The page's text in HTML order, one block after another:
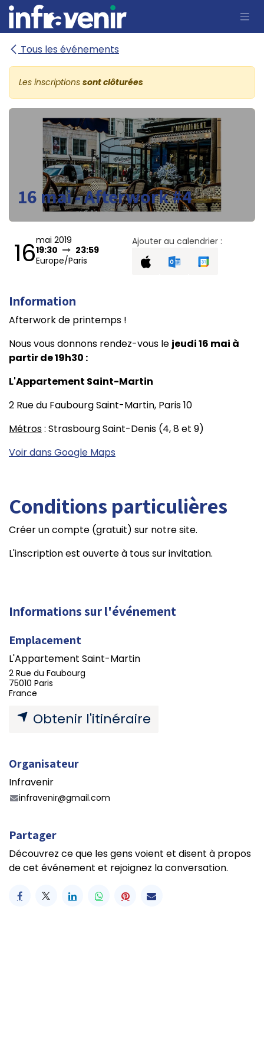
Se rendre au contenu
Tous les événements
Les inscriptions sont clôturées
16 mai - Afterwork #4
16mai 2019
19:30
23:59
Europe/Paris
Ajouter au calendrier :
Information
Afterwork de printemps !
Nous vous donnons rendez-vous le jeudi 16 mai à
partir de 19h30 :
L'Appartement Saint-Martin
2 Rue du Faubourg Saint-Martin, Paris 10
Métros: Strasbourg Saint-Denis (4, 8 et 9)
Voir dans Google Maps
Conditions particulières
Créer un compte (gratuit) sur notre site.
L'inscription est ouverte à tous sur invitation.
Informations sur l'événement
Emplacement
L'Appartement Saint-Martin
2 Rue du Faubourg
75010 Paris
France
Obtenir l'itinéraire
Organisateur
Infravenir
infravenir@gmail.com
Partager
Découvrez ce que les gens voient et disent à propos
de cet événement et rejoignez la conversation.